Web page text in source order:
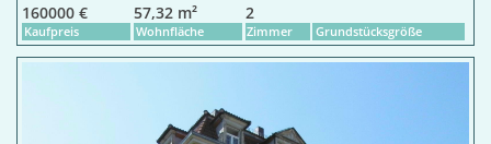
160000 €
Kaufpreis
57,32 m²
Wohnfläche
2
Zimmer Grundstücksgröße